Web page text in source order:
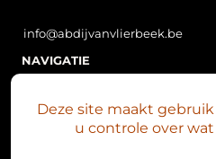
info@abdijvanvlierbeek.be
NAVIGATIE
Vlierbeek nu
Deze site maakt
u controle over